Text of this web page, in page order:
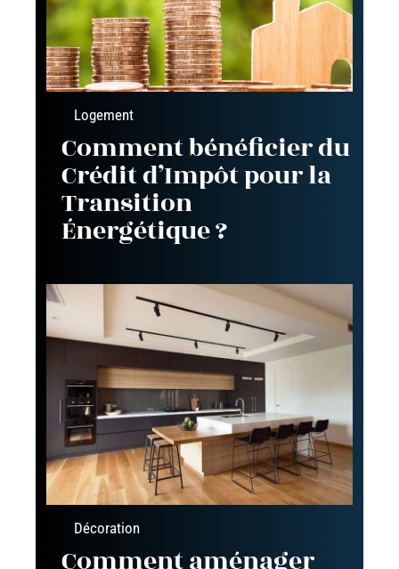
Logement
Comment bénéficier du
Crédit d’Impôt pour la
Transition
Énergétique ?
Décoration
Comment aménager